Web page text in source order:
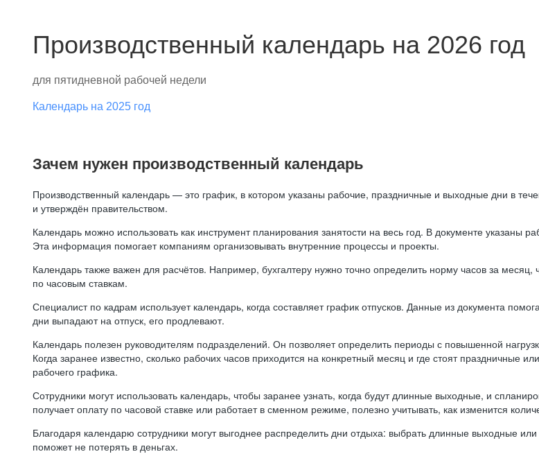
Производственный календарь на 2026 год
для пятидневной рабочей недели
Календарь на 2025 год
Зачем нужен производственный календарь
Производственный календарь — это график, в котором указаны рабочие, праздничные и выходные дни в
и утверждён правительством.
Календарь можно использовать как инструмент планирования занятости на весь год. В документе
Эта информация помогает компаниям организовывать внутренние процессы и проекты.
Календарь также важен для расчётов. Например, бухгалтеру нужно точно определить норму часов за
по часовым ставкам.
Специалист по кадрам использует календарь, когда составляет график отпусков. Данные из документа
дни выпадают на отпуск, его продлевают.
Календарь полезен руководителям подразделений. Он позволяет определить периоды с повышенной
Когда заранее известно, сколько рабочих часов приходится на конкретный месяц и где стоят
рабочего графика.
Сотрудники могут использовать календарь, чтобы заранее узнать, когда будут длинные выходные, и
получает оплату по часовой ставке или работает в сменном режиме, полезно учитывать, как изменится
Благодаря календарю сотрудники могут выгоднее распределить дни отдыха: выбрать длинные выходные
поможет не потерять в деньгах.